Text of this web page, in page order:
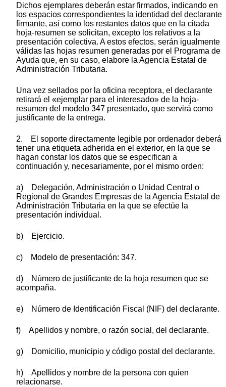
Dichos ejemplares deberán estar firmados, indicando en
los espacios correspondientes la identidad del declarante
firmante, así como los restantes datos que en la citada
hoja-resumen se solicitan, excepto los relativos a la
presentación colectiva. A estos efectos, serán igualmente
válidas las hojas resumen generadas por el Programa de
Ayuda que, en su caso, elabore la Agencia Estatal de
Administración Tributaria.
Una vez sellados por la oficina receptora, el declarante
retirará el «ejemplar para el interesado» de la hoja-
resumen del modelo 347 presentado, que servirá como
justificante de la entrega.
2. El soporte directamente legible por ordenador deberá
tener una etiqueta adherida en el exterior, en la que se
hagan constar los datos que se especifican a
continuación y, necesariamente, por el mismo orden:
a) Delegación, Administración o Unidad Central o
Regional de Grandes Empresas de la Agencia Estatal de
Administración Tributaria en la que se efectúe la
presentación individual.
b) Ejercicio.
c) Modelo de presentación: 347.
d) Número de justificante de la hoja resumen que se
acompaña.
e) Número de Identificación Fiscal (NIF) del declarante.
f) Apellidos y nombre, o razón social, del declarante.
g) Domicilio, municipio y código postal del declarante.
h) Apellidos y nombre de la persona con quien
relacionarse.